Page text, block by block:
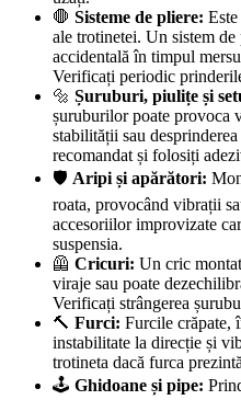
🛑 Sisteme de pliere:
ale trotinetei. Un sistem
accidentală în timpul
Verificați periodic
🔩 Șuruburi, piulițe și
șuruburilor poate provoca
stabilității sau
recomandat și folosiți
🛡️ Aripi și apărători:
roata, provocând vibrații
accesoriilor improvizate
suspensia.
🦺 Cricuri: Un cric
viraje sau poate
Verificați strângerea
🔨 Furci: Furcile crăpate,
instabilitate la direcție și
trotineta dacă furca
🕹️ Ghidoane și pipe: